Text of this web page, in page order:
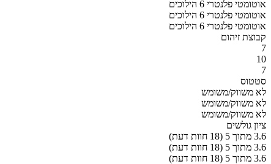
אוטומטי פלנטרי 6 הילוכים
אוטומטי פלנטרי 6 הילוכים
אוטומטי פלנטרי 6 הילוכים
קבוצת זיהום
7
10
7
סטטוס
לא משווק/משומש
לא משווק/משומש
לא משווק/משומש
ציון גולשים
3.6 מתוך 5 (18 חוות דעת)
3.6 מתוך 5 (18 חוות דעת)
3.6 מתוך 5 (18 חוות דעת)